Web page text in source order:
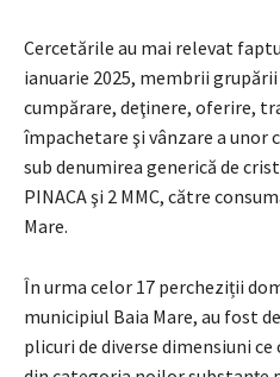
Cercetările au mai relevat
ianuarie 2025, membrii
cumpărare, deţinere, oferire,
împachetare şi vânzare a unor
sub denumirea generică de
PINACA şi 2 MMC, către
Mare.
În urma celor 17 percheziții
municipiul Baia Mare, au fost
plicuri de diverse dimensiuni